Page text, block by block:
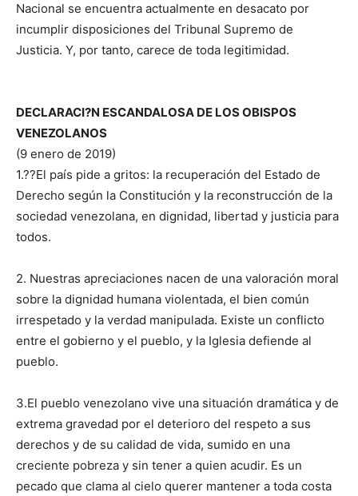
Nacional se encuentra actualmente en desacato por
incumplir disposiciones del Tribunal Supremo de
Justicia. Y, por tanto, carece de toda legitimidad.
DECLARACI?N ESCANDALOSA DE LOS OBISPOS
VENEZOLANOS
(9 enero de 2019)
1.??El país pide a gritos: la recuperación del Estado de
Derecho según la Constitución y la reconstrucción de la
sociedad venezolana, en dignidad, libertad y justicia para
todos.
2. Nuestras apreciaciones nacen de una valoración moral
sobre la dignidad humana violentada, el bien común
irrespetado y la verdad manipulada. Existe un conflicto
entre el gobierno y el pueblo, y la Iglesia defiende al
pueblo.
3.El pueblo venezolano vive una situación dramática y de
extrema gravedad por el deterioro del respeto a sus
derechos y de su calidad de vida, sumido en una
creciente pobreza y sin tener a quien acudir. Es un
pecado que clama al cielo querer mantener a toda costa